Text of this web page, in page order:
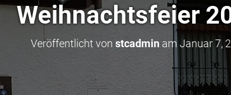
Weihnachtsfeier
Veröffentlicht von stcadminam Januar 7,